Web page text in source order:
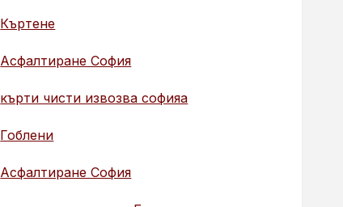
Къртене
Асфалтиране София
кърти чисти извозва софияа
Гоблени
Асфалтиране София